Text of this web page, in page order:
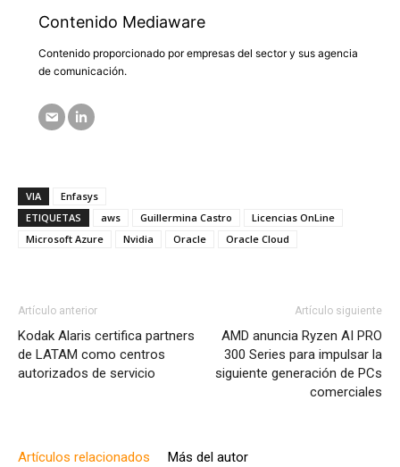
Contenido Mediaware
Contenido proporcionado por empresas del sector y sus agencia
de comunicación.
VIA
Enfasys
ETIQUETAS
aws Guillermina Castro
Licencias OnLine
Microsoft Azure
Nvidia Oracle Oracle Cloud
Artículo anterior
Kodak Alaris certifica partners
de LATAM como centros
autorizados de servicio
Artículo siguiente
AMD anuncia Ryzen AI PRO
300 Series para impulsar la
siguiente generación de PCs
comerciales
Artículos relacionados Más del autor